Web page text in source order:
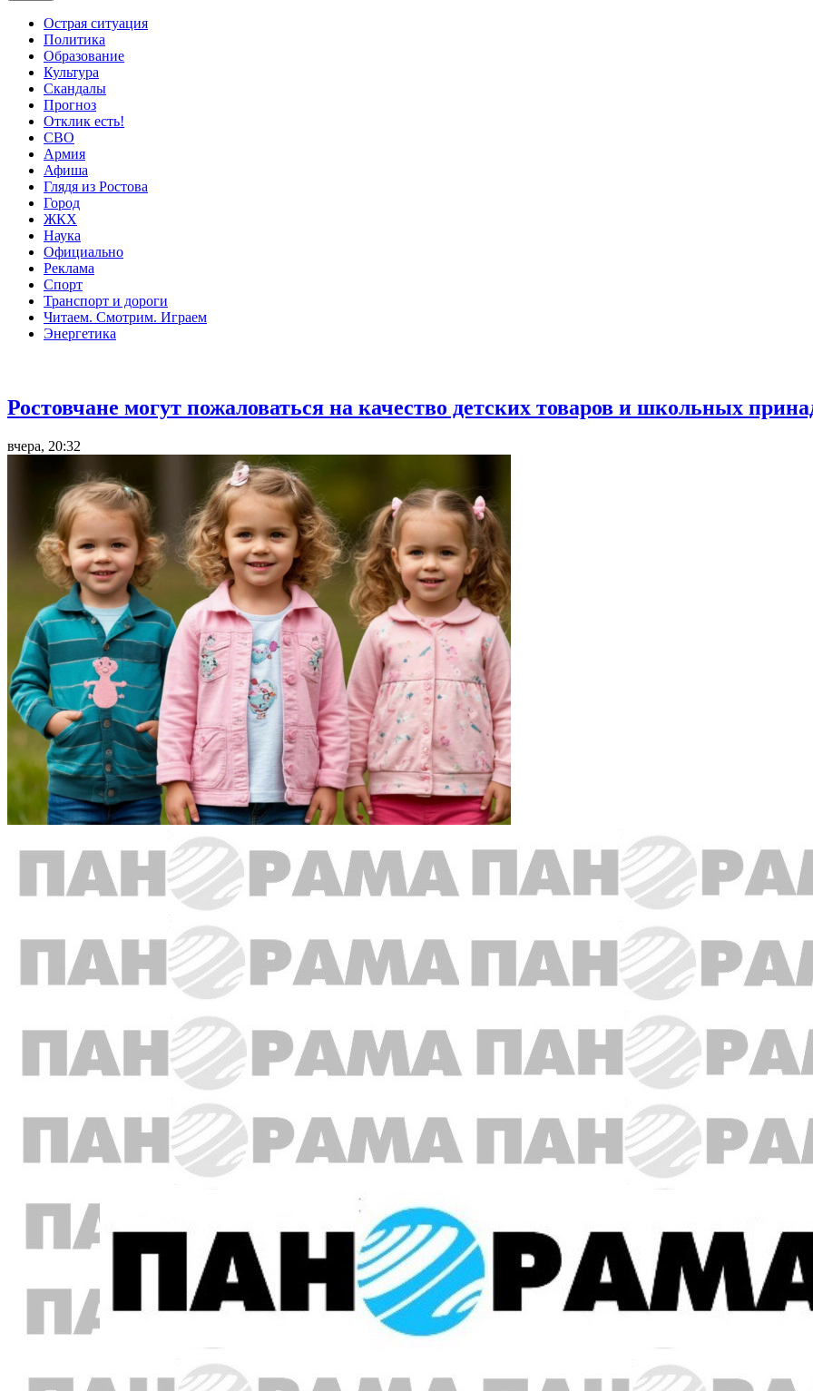
Острая ситуация
Политика
Образование
Культура
Скандалы
Прогноз
Отклик есть!
СВО
Армия
Афиша
Глядя из Ростова
Город
ЖКХ
Наука
Официально
Реклама
Спорт
Транспорт и дороги
Читаем. Смотрим. Играем
Энергетика
Ростовчане могут пожаловаться на качество детских товаров и школьных
вчера, 20:32